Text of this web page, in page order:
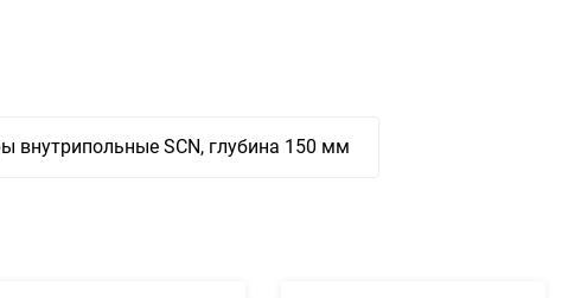
внутрипольные SCN, глубина 150 мм